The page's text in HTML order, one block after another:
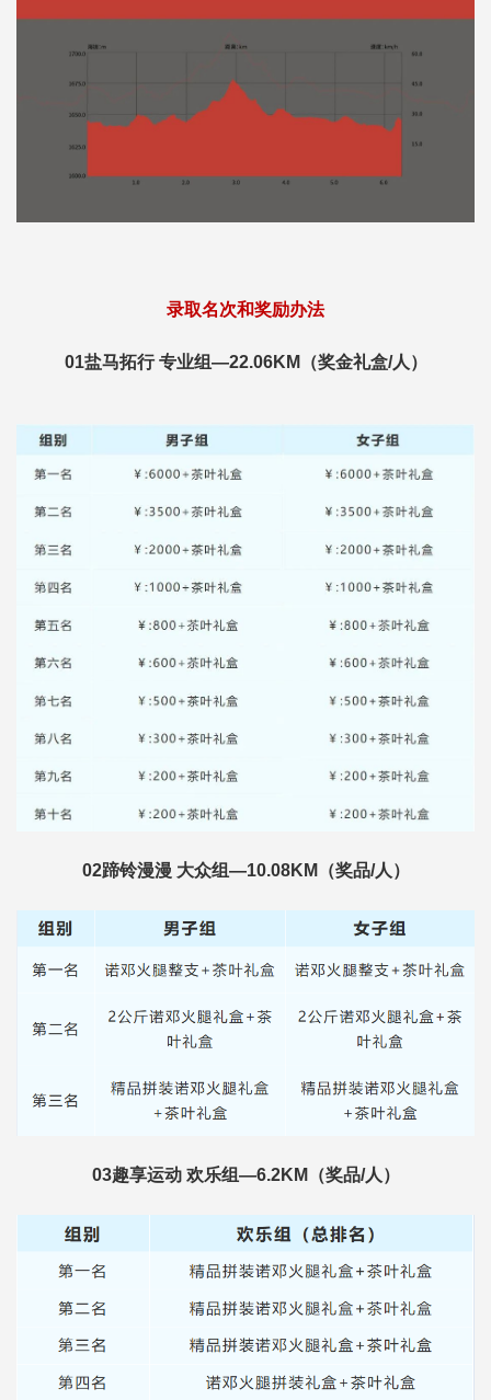
录取名次和奖励办法
01盐马拓行 专业组—22.06KM（奖金礼盒/人）
02蹄铃漫漫 大众组—10.08KM（奖品/人）
03趣享运动 欢乐组—6.2KM（奖品/人）